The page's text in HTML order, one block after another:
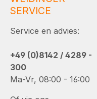
SERVICE
Service en advies:
+49 (0)8142 / 4289 -
300
Ma-Vr, 08:00 - 16:00